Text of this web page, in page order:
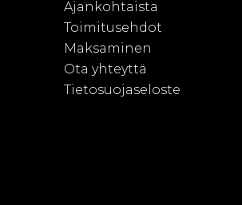
Ajankohtaista
Toimitusehdot
Maksaminen
Ota yhteyttä
Tietosuojaseloste